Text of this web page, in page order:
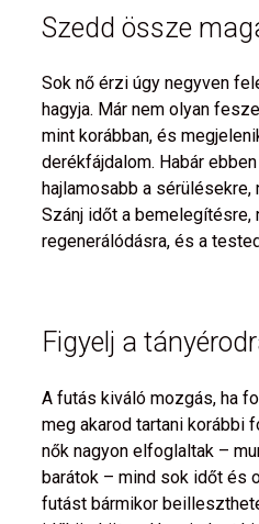
Szedd össze
Sok nő érzi úgy negyven
hagyja. Már nem olyan
mint korábban, és
derékfájdalom. Habár
hajlamosabb a sérülésekre,
Szánj időt a bemelegítésre,
regenerálódásra, és a
Figyelj a
A futás kiváló mozgás, ha
meg akarod tartani korábbi
nők nagyon elfoglaltak –
barátok – mind sok időt és
futást bármikor